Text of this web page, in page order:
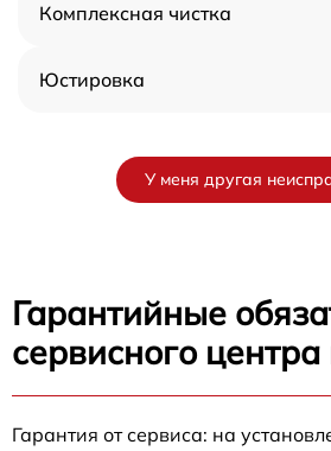
Комплексная чистка
Юстировка
У меня другая
Гарантийные
сервисного
Гарантия от сервиса: на